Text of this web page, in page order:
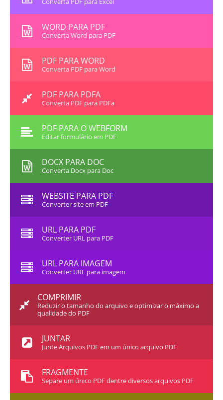
WORD PARA PDF
Converta Word para PDF
PDF PARA WORD
Converta PDF para Word
PDF PARA PDFA
Converta PDF para PDFa
PDF PARA O WEBFORM
Editar formulário em PDF
DOCX PARA DOC
Converta Docx para Doc
WEBSITE PARA PDF
Converter site em PDF
URL PARA PDF
Converter URL para PDF
URL PARA IMAGEM
Converter URL para imagem
COMPRIMIR
Reduzir o tamanho do arquivo e optimizar o máximo a
qualidade do PDF
JUNTAR
Junte Arquivos PDF em um único arquivo PDF
FRAGMENTE
Separe um único PDF dentre diversos arquivos PDF